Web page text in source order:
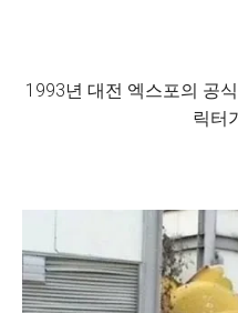
1993년 대전 엑스포의 공
릭터